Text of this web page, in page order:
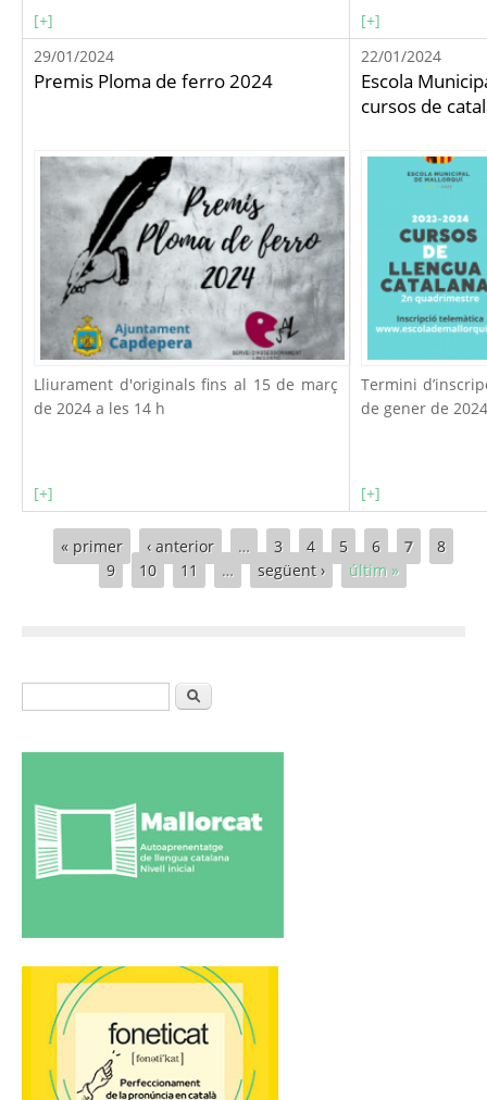
[+]
[+]
29/01/2024
Premis Ploma de ferro 2024
Lliurament d'originals fins al 15 de març
de 2024 a les 14 h
[+]
22/01/2024
Escola
cursos de
Termini
de gener de 2024
[+]
Pàgines
« primer ‹ anterior … 3 4 5 6 7
8
9
10 11 … següent › últim »
Formulari de cercaCerca